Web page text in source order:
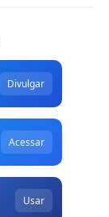
Divulgar
Acessar
Usar